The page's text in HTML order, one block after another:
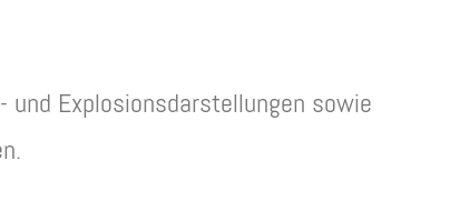
und Explosionsdarstellungen sowie